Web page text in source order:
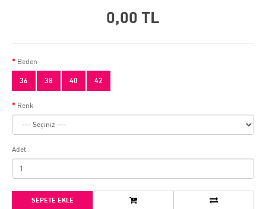
0,00 TL
Beden
36 38 40 42
Renk
Adet
SEPETE EKLE